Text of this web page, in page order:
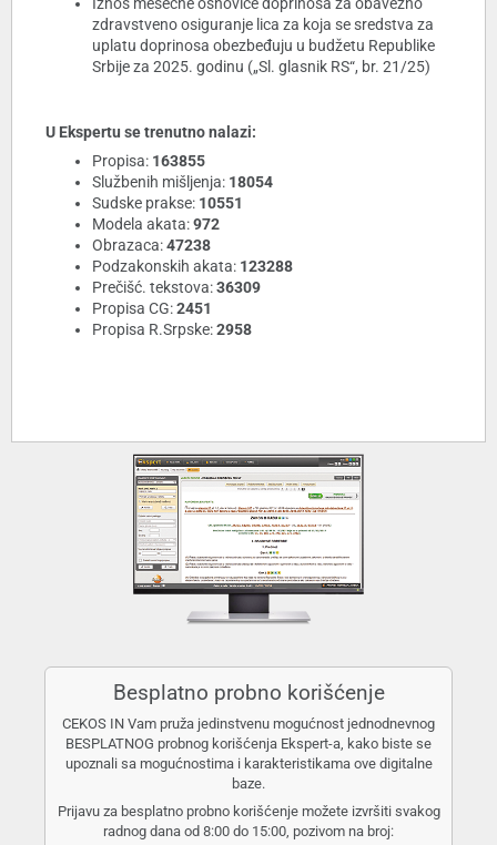
Iznos mesečne osnovice doprinosa za obavezno
zdravstveno osiguranje lica za koja se sredstva za
uplatu doprinosa obezbeđuju u budžetu Republike
Srbije za 2025. godinu („Sl. glasnik RS“, br. 21/25)
U Ekspertu se trenutno nalazi:
Propisa: 163855
Službenih mišljenja: 18054
Sudske prakse: 10551
Modela akata:972
Obrazaca:47238
Podzakonskih akata: 123288
Prečišć. tekstova:36309
Propisa CG:2451
Propisa R.Srpske:2958
Besplatno probno korišćenje
CEKOS IN Vam pruža jedinstvenu mogućnost jednodnevnog
BESPLATNOG probnog korišćenja Ekspert-a, kako biste se
upoznali sa mogućnostima i karakteristikama ove digitalne
baze.
Prijavu za besplatno probno korišćenje možete izvršiti svakog
radnog dana od 8:00 do 15:00, pozivom na broj: